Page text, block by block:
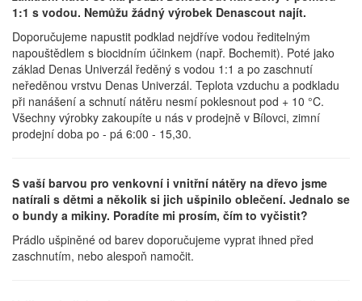
1:1 s vodou. Nemůžu žádný výrobek Denascout najít.
Doporučujeme napustit podklad nejdříve vodou ředitelným
napouštědlem s biocidním účinkem (např. Bochemit). Poté jako
základ Denas Univerzál ředěný s vodou 1:1 a po zaschnutí
neředěnou vrstvu Denas Univerzál. Teplota vzduchu a podkladu
při nanášení a schnutí nátěru nesmí poklesnout pod + 10 °C.
Všechny výrobky zakoupíte u nás v prodejně v Bílovci, zimní
prodejní doba po - pá 6:00 - 15,30.
S vaší barvou pro venkovní i vnitřní nátěry na dřevo jsme
natírali s dětmi a několik si jich ušpinilo oblečení. Jednalo se
o bundy a mikiny. Poradíte mi prosím, čím to vyčistit?
Prádlo ušpiněné od barev doporučujeme vyprat ihned před
zaschnutím, nebo alespoň namočit.